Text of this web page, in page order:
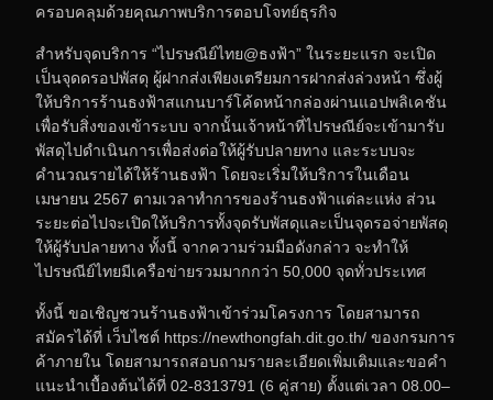
ครอบคลุมด้วยคุณภาพบริการตอบโจทย์ธุรกิจ
สำหรับจุดบริการ “ไปรษณีย์ไทย@ธงฟ้า” ในระยะแรก จะเปิด
เป็นจุดดรอปพัสดุ ผู้ฝากส่งเพียงเตรียมการฝากส่งล่วงหน้า ซึ่งผู้
ให้บริการร้านธงฟ้าสแกนบาร์โค้ดหน้ากล่องผ่านแอปพลิเคชัน
เพื่อรับสิ่งของเข้าระบบ จากนั้นเจ้าหน้าที่ไปรษณีย์จะเข้ามารับ
พัสดุไปดำเนินการเพื่อส่งต่อให้ผู้รับปลายทาง และระบบจะ
คำนวณรายได้ให้ร้านธงฟ้า โดยจะเริ่มให้บริการในเดือน
เมษายน 2567 ตามเวลาทำการของร้านธงฟ้าแต่ละแห่ง ส่วน
ระยะต่อไปจะเปิดให้บริการทั้งจุดรับพัสดุและเป็นจุดรอจ่ายพัสดุ
ให้ผู้รับปลายทาง ทั้งนี้ จากความร่วมมือดังกล่าว จะทำให้
ไปรษณีย์ไทยมีเครือข่ายรวมมากกว่า 50,000 จุดทั่วประเทศ
ทั้งนี้ ขอเชิญชวนร้านธงฟ้าเข้าร่วมโครงการ โดยสามารถ
สมัครได้ที่ เว็บไซต์ https://newthongfah.dit.go.th/ ของกรมการ
ค้าภายใน โดยสามารถสอบถามรายละเอียดเพิ่มเติมและขอคำ
แนะนำเบื้องต้นได้ที่ 02-8313791 (6 คู่สาย) ตั้งแต่เวลา 08.00–